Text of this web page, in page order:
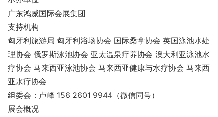
广东鸿威国际会展集团
支持机构
匈牙利旅游局 匈牙利浴场协会 国际桑拿协会 英国泳池水处
理协会 俄罗斯泳池协会 亚太温泉疗养协会 澳大利亚泳池水
疗协会 马来西亚泳池协会 马来西亚健康与水疗协会 马来西
亚水疗协会
组委会：卢峰 156 2601 9944（微信同号）
展会概况